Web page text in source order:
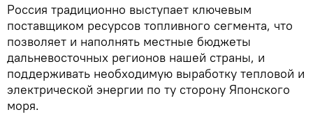
Россия традиционно выступает ключевым
поставщиком ресурсов топливного сегмента, что
позволяет и наполнять местные бюджеты
дальневосточных регионов нашей страны, и
поддерживать необходимую выработку тепловой и
электрической энергии по ту сторону Японского
моря.